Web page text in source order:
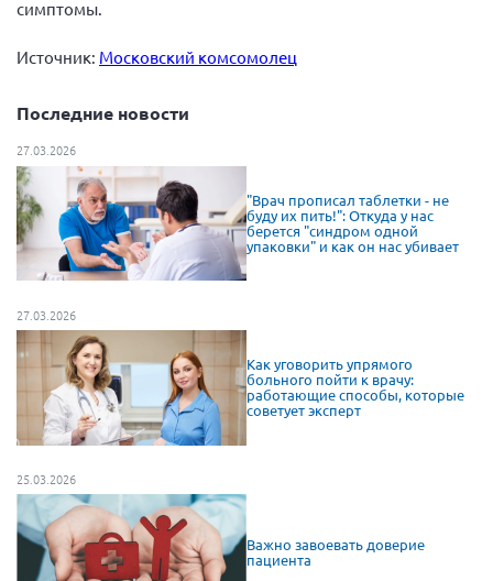
симптомы.
Источник: Московский комсомолец
Последние новости
27.03.2026
"Врач прописал таблетки - не
буду их пить!": Откуда у нас
берется "синдром одной
упаковки" и как он нас убивает
27.03.2026
Как уговорить упрямого
больного пойти к врачу:
работающие способы, которые
советует эксперт
25.03.2026
Важно завоевать доверие
пациента